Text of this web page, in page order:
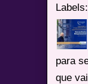
para
que